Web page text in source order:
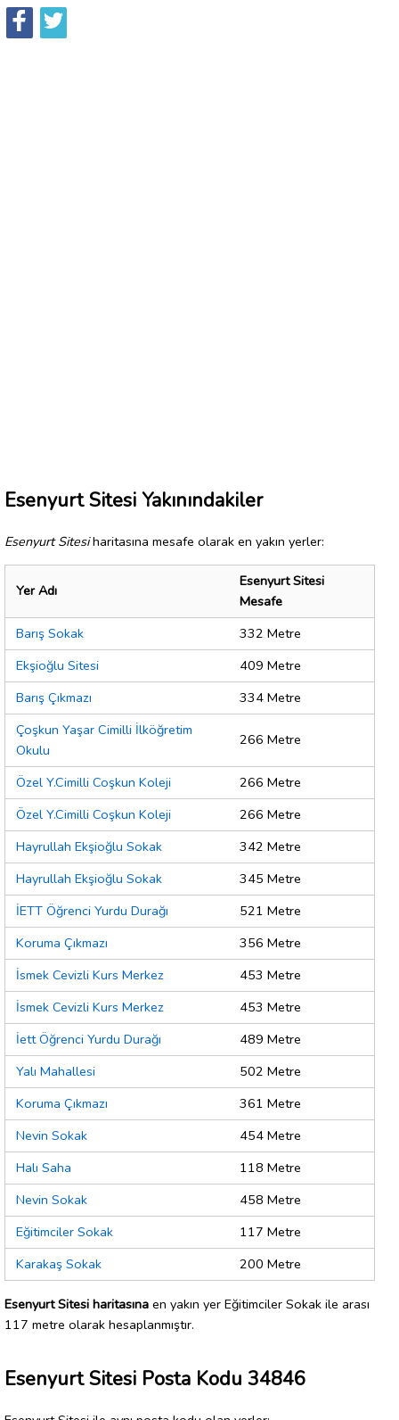
Esenyurt Sitesi Yakınındakiler
Esenyurt Sitesiharitasına mesafe olarak en yakın yerler:
Yer Adı
Esenyurt Sitesi
Mesafe
Barış Sokak
332 Metre
Ekşioğlu Sitesi
409 Metre
Barış Çıkmazı
334 Metre
Çoşkun Yaşar Cimilli İlköğretim
Okulu
266 Metre
Özel Y.Cimilli Coşkun Koleji
266 Metre
Özel Y.Cimilli Coşkun Koleji
266 Metre
Hayrullah Ekşioğlu Sokak
342 Metre
Hayrullah Ekşioğlu Sokak
345 Metre
İETT Öğrenci Yurdu Durağı
521 Metre
Koruma Çıkmazı
356 Metre
İsmek Cevizli Kurs Merkez
453 Metre
İsmek Cevizli Kurs Merkez
453 Metre
İett Öğrenci Yurdu Durağı
489 Metre
Yalı Mahallesi
502 Metre
Koruma Çıkmazı
361 Metre
Nevin Sokak
454 Metre
Halı Saha
118 Metre
Nevin Sokak
458 Metre
Eğitimciler Sokak
117 Metre
Karakaş Sokak
200 Metre
Esenyurt Sitesi haritasına en yakın yer Eğitimciler Sokak ile arası
117 metre olarak hesaplanmıştır.
Esenyurt Sitesi Posta Kodu 34846